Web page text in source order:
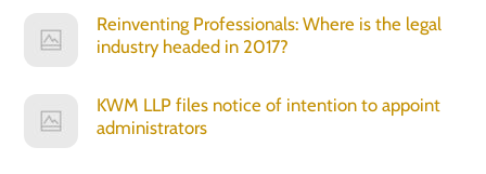
Reinventing Professionals: Where is the legal
industry headed in 2017?
KWM LLP files notice of intention to appoint
administrators